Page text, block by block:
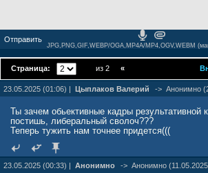
JPG,PNG,GIF,WEBP/OGA,MP4A/MP4,OGV,WEBM
Страница: из 2 «
23.05.2025 (01:06) | Цыплаков Валерий -> Анонимно
Ты зачем обьективные кадры результативной
постишь, либеральный сволоч???
Теперь тужить нам точнее придется(((
23.05.2025 (00:33) | Анонимно -> Анонимно